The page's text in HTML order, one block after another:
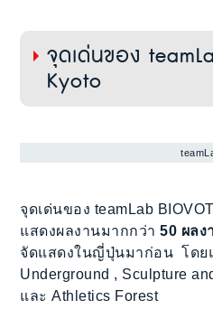
จุดเด่นของ
Kyoto
จุดเด่นของ teamLab
แสดงผลงานมากกว่า50 ผลง
จัดแสดงในญี่ปุ่นมาก่อน โดย
Underground , Sculpture
และ Athletics Forest